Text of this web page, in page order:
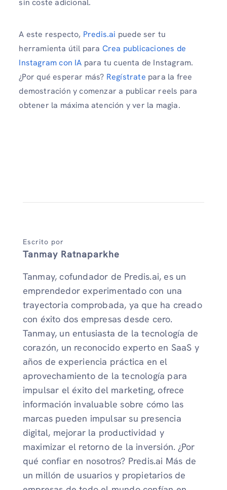
sin coste adicional.
A este respecto, Predis.ai puede ser tu
herramienta útil para Crea publicaciones de
Instagram con IA para tu cuenta de Instagram.
¿Por qué esperar más? Regístrate para la free
demostración y comenzar a publicar reels para
obtener la máxima atención y ver la magia.
Escrito por
Tanmay Ratnaparkhe
Tanmay, cofundador de Predis.ai, es un
emprendedor experimentado con una
trayectoria comprobada, ya que ha creado
con éxito dos empresas desde cero.
Tanmay, un entusiasta de la tecnología de
corazón, un reconocido experto en SaaS y
años de experiencia práctica en el
aprovechamiento de la tecnología para
impulsar el éxito del marketing, ofrece
información invaluable sobre cómo las
marcas pueden impulsar su presencia
digital, mejorar la productividad y
maximizar el retorno de la inversión. ¿Por
qué confiar en nosotros? Predis.ai Más de
un millón de usuarios y propietarios de